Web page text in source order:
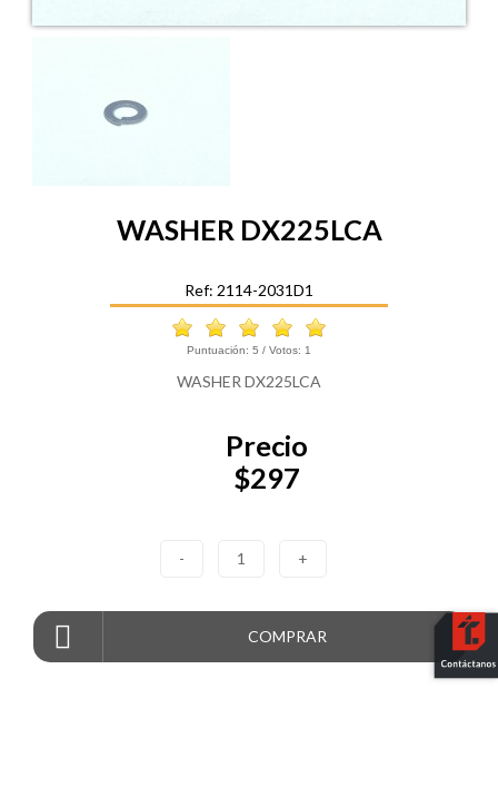
WASHER DX225LCA
Ref: 2114-2031D1
Puntuación: 5 / Votos: 1
WASHER DX225LCA
Precio
$297
- 1 +
COMPRAR